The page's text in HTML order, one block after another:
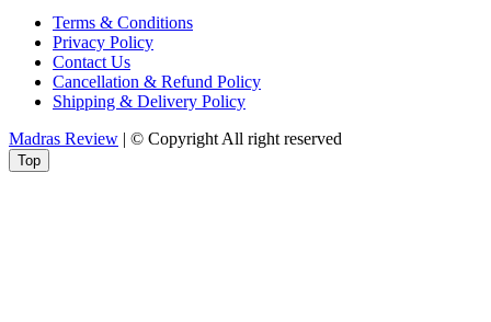
Terms & Conditions
Privacy Policy
Contact Us
Cancellation & Refund Policy
Shipping & Delivery Policy
Madras Review | © Copyright All right reserved
Top